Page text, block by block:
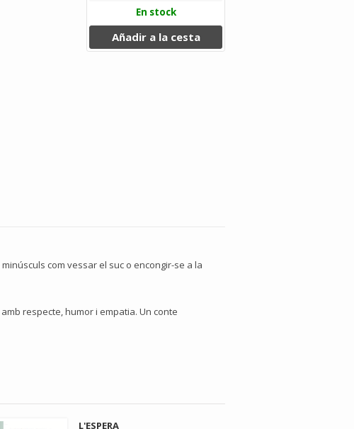
En stock
Añadir a la cesta
com vessar el suc o encongir-se a la
respecte, humor i empatia. Un conte
L'ESPERA